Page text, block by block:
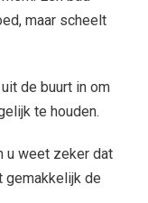
maar scheelt
de buurt in om
te houden.
u weet zeker dat
gemakkelijk de